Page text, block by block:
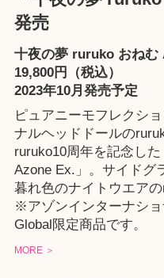
発売
十夜の夢 ruruko おねむ
19,800円（税込）
2023年10月発売予定
ピュアニーモフレクシ
ナルヘッドドールの
ruruko10周年を記念し
Azone Ex.」。サイドグ
暮れ色のナイトウエアの
※アゾンインターナシ
Global限定商品です。
MORE ＞